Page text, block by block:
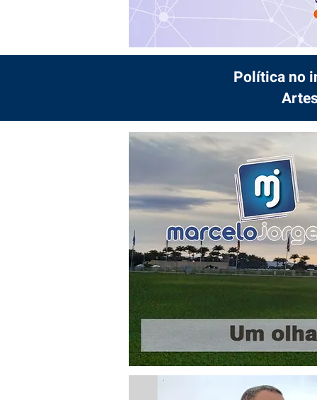
Política no
© 2023 por